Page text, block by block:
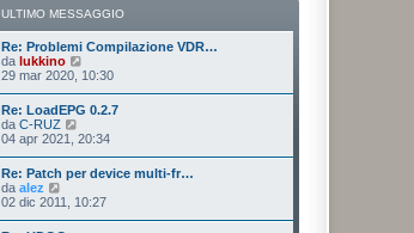
o
m
e
s
g
o
l
t
i
m
o
m
e
s
s
g
o
ULTIMO MESSAGGIO
Re: Problemi Compilazione VDR…
da lukkino
e
i
u
l
t
i
m
m
e
29 mar 2020, 10:30
Re: LoadEPG 0.2.7
da C-RUZ
e
u
l
t
i
04 apr 2021, 20:34
Re: Patch per device multi-fr…
da alez
e
i
02 dic 2011, 10:27